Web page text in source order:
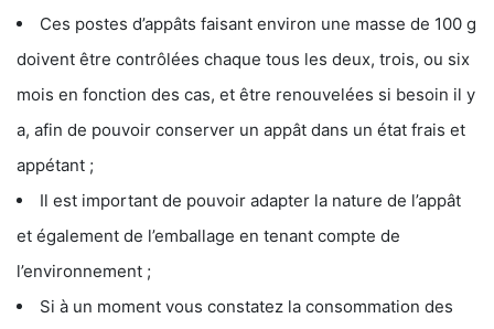
Ces postes d’appâts faisant environ une masse de 100 g
doivent être contrôlées chaque tous les deux, trois, ou six
mois en fonction des cas, et être renouvelées si besoin il y
a, afin de pouvoir conserver un appât dans un état frais et
appétant ;
Il est important de pouvoir adapter la nature de l’appât
et également de l’emballage en tenant compte de
l’environnement ;
Si à un moment vous constatez la consommation des